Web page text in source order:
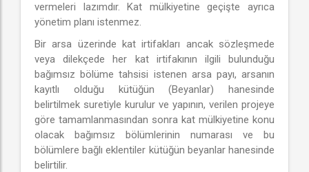
vermeleri lazımdır. Kat mülkiyetine geçişte ayrıca
yönetim planı istenmez.
Bir arsa üzerinde kat irtifakları ancak sözleşmede
veya dilekçede her kat irtifakının ilgili bulunduğu
bağımsız bölüme tahsisi istenen arsa payı, arsanın
kayıtlı olduğu kütüğün (Beyanlar) hanesinde
belirtilmek suretiyle kurulur ve yapının, verilen projeye
göre tamamlanmasından sonra kat mülkiyetine konu
olacak bağımsız bölümlerinin numarası ve bu
bölümlere bağlı eklentiler kütüğün beyanlar hanesinde
belirtilir.